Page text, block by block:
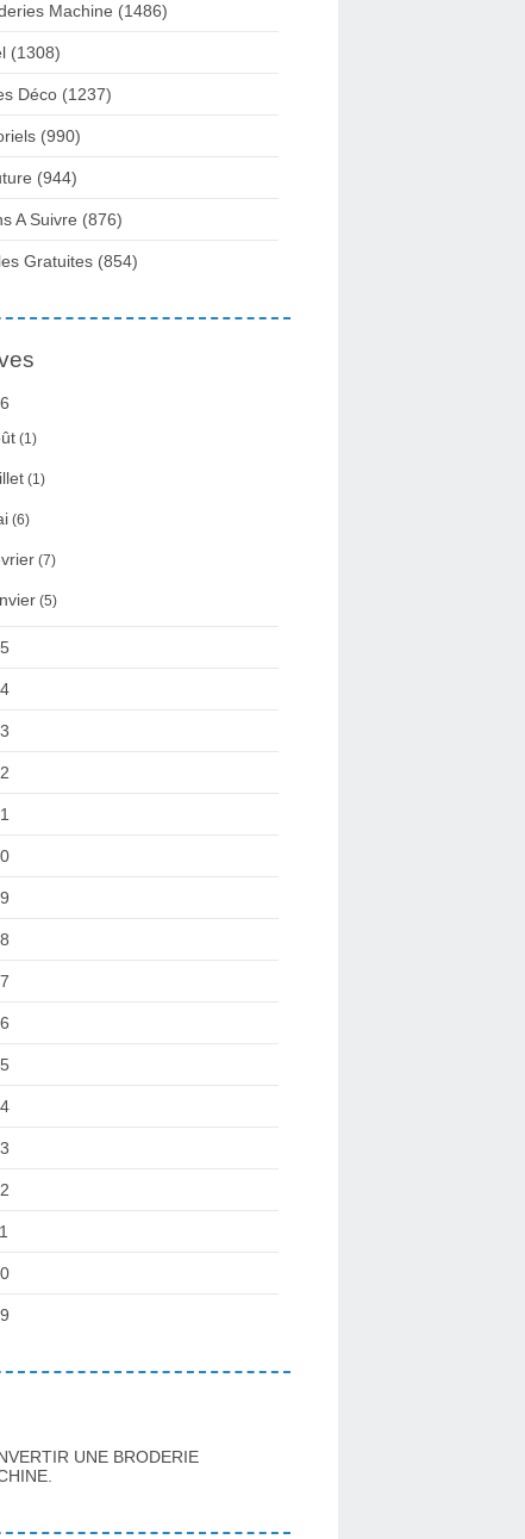
Machine (1486)
(1308)
Déco (1237)
(990)
(944)
A Suivre (876)
Gratuites (854)
(1)
(1)
(6)
(7)
(5)
UNE BRODERIE